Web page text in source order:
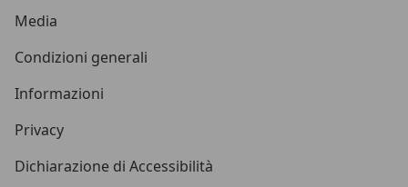
Media
Condizioni generali
Informazioni
Privacy
Dichiarazione di Accessibilità